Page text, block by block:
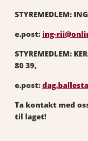
STYREMEDLEM:
e.post: ing-
STYREMEDLEM:
80 39,
e.post:
Ta kontakt med
til laget!